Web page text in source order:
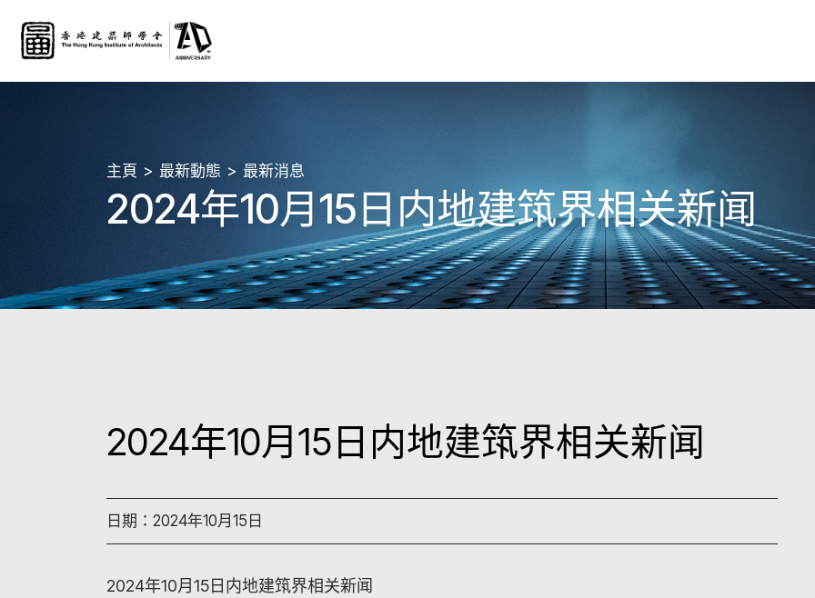
主頁 最新動態 最新消息
2024年10月15日内地建筑界相关新闻
2024年10月15日内地建筑界相关新闻
日期：2024年10月15日
2024年10月15日内地建筑界相关新闻